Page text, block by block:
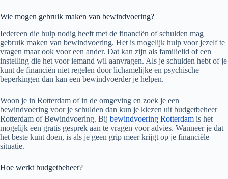
Wie mogen gebruik maken van bewindvoering?
Iedereen die hulp nodig heeft met de financiën of schulden mag
gebruik maken van bewindvoering. Het is mogelijk hulp voor jezelf te
vragen maar ook voor een ander. Dat kan zijn als familielid of een
instelling die het voor iemand wil aanvragen. Als je schulden hebt of je
kunt de financiën niet regelen door lichamelijke en psychische
beperkingen dan kan een bewindvoerder je helpen.
Woon je in Rotterdam of in de omgeving en zoek je een
bewindvoering voor je schulden dan kun je kiezen uit budgetbeheer
Rotterdam of Bewindvoering. Bij bewindvoering Rotterdam is het
mogelijk een gratis gesprek aan te vragen voor advies. Wanneer je dat
het beste kunt doen, is als je geen grip meer krijgt op je financiële
situatie.
Hoe werkt budgetbeheer?